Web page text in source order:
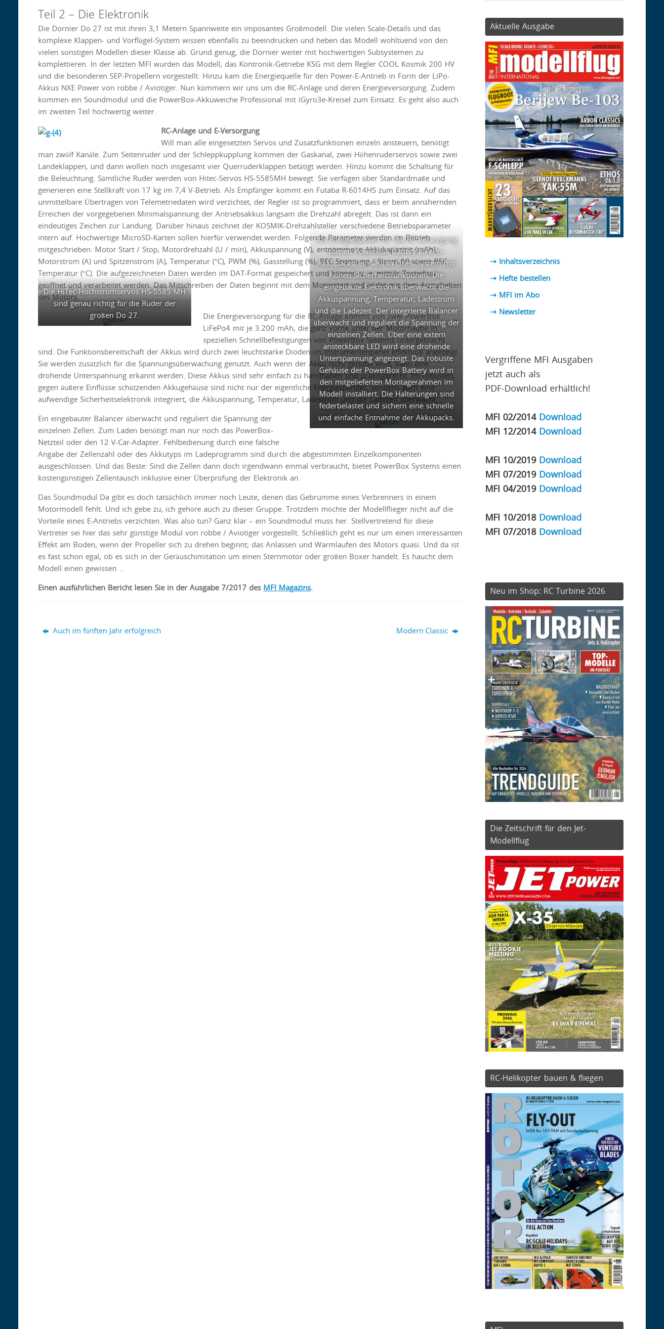
Teil 2 – Die Elektronik
Die Dornier Do 27 ist mit ihren 3,1 Metern Spannweite ein imposantes Großmodell. Die vielen Scale-Details und das
komplexe Klappen- und Vorflügel-System wissen ebenfalls zu beeindrucken und heben das Modell wohltuend von den
vielen sonstigen Modellen dieser Klasse ab. Grund genug, die Dornier weiter mit hochwertigen Subsystemen zu
komplettieren. In der letzten MFI wurden das Modell, das Kontronik-Getriebe KSG mit dem Regler COOL Kosmik 200 HV
und die besonderen SEP-Propellern vorgestellt. Hinzu kam die Energiequelle für den Power-E-Antrieb in Form der LiPo-
Akkus NXE Power von robbe / Aviotiger. Nun kümmern wir uns um die RC-Anlage und deren Energieversorgung. Zudem
kommen ein Soundmodul und die PowerBox-Akkuweiche Professional mit iGyro3e-Kreisel zum Einsatz. Es geht also auch
im zweiten Teil hochwertig weiter.
RC-Anlage und E-Versorgung
Will man alle eingesetzten Servos und Zusatzfunktionen einzeln ansteuern, benötigt
man zwölf Kanäle. Zum Seitenruder und der Schleppkupplung kommen der Gaskanal, zwei Höhenruderservos sowie zwei
Landeklappen, und dann wollen noch insgesamt vier Querruderklappen betätigt werden. Hinzu kommt die Schaltung für
die Beleuchtung. Sämtliche Ruder werden von Hitec-Servos HS-5585MH bewegt. Sie verfügen über Standardmaße und
generieren eine Stellkraft von 17 kg im 7,4 V-Betrieb. Als Empfänger kommt ein Futaba R-6014HS zum Einsatz. Auf das
unmittelbare Übertragen von Telemetriedaten wird verzichtet, der Regler ist so programmiert, dass er beim annähernden
Erreichen der vorgegebenen Minimalspannung der Antriebsakkus langsam die Drehzahl abregelt. Das ist dann ein
eindeutiges Zeichen zur Landung. Darüber hinaus zeichnet der KOSMIK-Drehzahlsteller verschiedene Betriebsparameter
intern auf. Hochwertige MicroSD-Karten sollen hierfür verwendet werden. Folgende Parameter werden im Betrieb
mitgeschrieben: Motor Start / Stop, Motordrehzahl (U / min), Akkuspannung (V), entnommene Akkukapazität (mAh),
Motorstrom (A) und Spitzenstrom (A), Temperatur (°C), PWM (%), Gasstellung (%), BEC Spannung / Strom (V) sowie BEC
Temperatur (°C). Die aufgezeichneten Daten werden im DAT-Format gespeichert und können u. a. mittels Texteditor
geöffnet und verarbeitet werden. Das Mitschreiben der Daten beginnt mit dem Motorstart und endet mit dem Ausschalten
des Motors.
Die HiTec-Hochstromservos HS-5585 MH
sind genau richtig für die Ruder der
großen Do 27.
Die Energieversorgung für die RC-Anlage kommt von zwei PowerBox
LiFePo4 mit je 3.200 mAh, die ganz vorne unter der Motorhaube in
speziellen Schnellbefestigungen von PowerBox Systems untergebracht
sind. Die Funktionsbereitschaft der Akkus wird durch zwei leuchtstarke Dioden im Instrumentenpanel effektvoll angezeigt.
Sie werden zusätzlich für die Spannungsüberwachung genutzt. Auch wenn der Akku nicht genutzt wird, kann eine
drohende Unterspannung erkannt werden. Diese Akkus sind sehr einfach zu handhaben und praxisgerecht. Im robusten,
gegen äußere Einflüsse schützenden Akkugehäuse sind nicht nur der eigentliche Energiespender, sondern auch eine
aufwendige Sicherheitselektronik integriert, die Akkuspannung, Temperatur, Ladestrom und die Ladezeit überwacht.
Als Energiequellen für die RC-Versorgung
dienen PowerBox Battery LiFePo-
Akkupacks, ein »All in One«-System mit
hohen Sicherheitsfunktionen. Die
eingebaute Elektronik überwacht die
Akkuspannung, Temperatur, Ladestrom
und die Ladezeit. Der integrierte Balancer
überwacht und reguliert die Spannung der
einzelnen Zellen. Über eine extern
ansteckbare LED wird eine drohende
Unterspannung angezeigt. Das robuste
Gehäuse der PowerBox Battery wird in
den mitgelieferten Montagerahmen im
Modell installiert. Die Halterungen sind
federbelastet und sichern eine schnelle
und einfache Entnahme der Akkupacks.
Ein eingebauter Balancer überwacht und reguliert die Spannung der
einzelnen Zellen. Zum Laden benötigt man nur noch das PowerBox-
Netzteil oder den 12 V-Car-Adapter. Fehlbedienung durch eine falsche
Angabe der Zellenzahl oder des Akkutyps im Ladeprogramm sind durch die abgestimmten Einzelkomponenten
ausgeschlossen. Und das Beste: Sind die Zellen dann doch irgendwann einmal verbraucht, bietet PowerBox Systems einen
kostengünstigen Zellentausch inklusive einer Überprüfung der Elektronik an.
Das Soundmodul Da gibt es doch tatsächlich immer noch Leute, denen das Gebrumme eines Verbrenners in einem
Motormodell fehlt. Und ich gebe zu, ich gehöre auch zu dieser Gruppe. Trotzdem möchte der Modellflieger nicht auf die
Vorteile eines E-Antriebs verzichten. Was also tun? Ganz klar – ein Soundmodul muss her. Stellvertretend für diese
Vertreter sei hier das sehr günstige Modul von robbe / Aviotiger vorgestellt. Schließlich geht es nur um einen interessanten
Effekt am Boden, wenn der Propeller sich zu drehen beginnt; das Anlassen und Warmlaufen des Motors quasi. Und da ist
es fast schon egal, ob es sich in der Geräuschimitation um einen Sternmotor oder großen Boxer handelt. Es haucht dem
Modell einen gewissen …
Einen ausführlichen Bericht lesen Sie in der Ausgabe 7/2017 des MFI Magazins.
Auch im fünften Jahr erfolgreich Modern Classic
Aktuelle Ausgabe
⇢ Inhaltsverzeichnis
⇢ Hefte bestellen
⇢ MFI im Abo
⇢ Newsletter
Vergriffene MFI Ausgaben
jetzt auch als
PDF-Download erhältlich!
MFI 02/2014 Download
MFI 12/2014 Download
MFI 10/2019 Download
MFI 07/2019 Download
MFI 04/2019 Download
MFI 10/2018 Download
MFI 07/2018 Download
Neu im Shop: RC Turbine 2026
Die Zeitschrift für den Jet-
Modellflug
RC-Helikopter bauen & fliegen